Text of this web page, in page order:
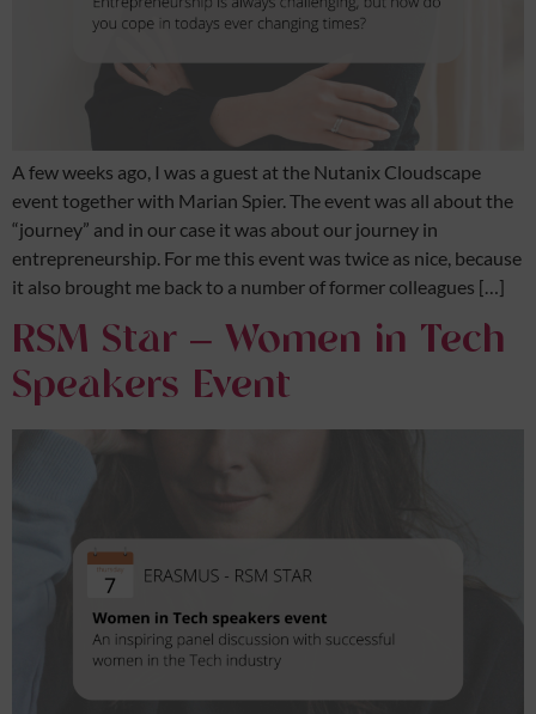
A few weeks ago, I was a guest at the Nutanix Cloudscape
event together with Marian Spier. The event was all about the
“journey” and in our case it was about our journey in
entrepreneurship. For me this event was twice as nice, because
it also brought me back to a number of former colleagues […]
RSM Star – Women in Tech
Speakers Event